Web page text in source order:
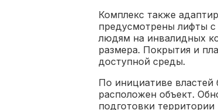
Комплекс также
предусмотрены лифты
людям на инвалидных
размера. Покрытия и
доступной среды.
По инициативе
расположен объект.
подготовки